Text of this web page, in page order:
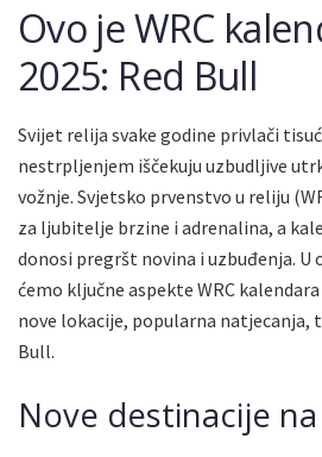
Ovo je WRC
2025: Red Bull
Svijet relija svake godine privlači
nestrpljenjem iščekuju uzbudljive
vožnje. Svjetsko prvenstvo u reliju
za ljubitelje brzine i adrenalina, a
donosi pregršt novina i uzbuđenja.
ćemo ključne aspekte WRC
nove lokacije, popularna natjecanja,
Bull.
Nove destinacije